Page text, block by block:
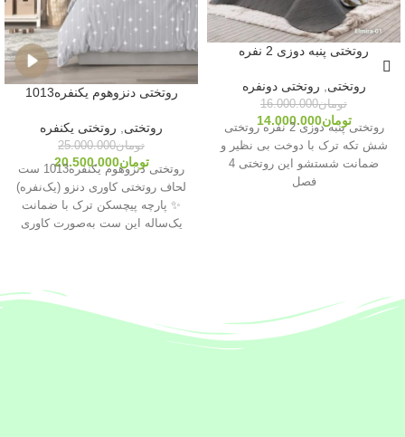
روتختی پنبه دوزی 2 نفره
روتختی, روتختی دونفره
تومان16.000.000
تومان14.000.000روتختی پنبه دوزی 2 نفره روتختی
شش تکه ترک با دوخت بی نظیر و
ضمانت شستشو این روتختی 4
فصل
روتختی دنزوهوم یکنفره1013
روتختی روتختی یکنفره
تومان25.000.000
تومان20.500.000
روتختی دنزوهوم یکنفره1013 ست
لحاف روتختی کاوری دنزو (یک‌نفره)
✨ پارچه پیچسکن ترک با ضمانت
یک‌ساله این ست به‌صورت کاوری